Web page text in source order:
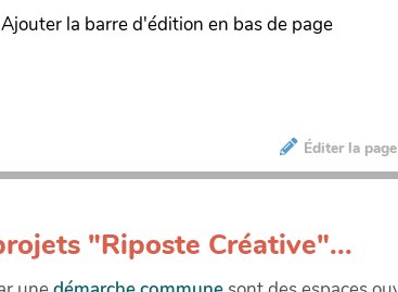
Ajouter la barre d'édition en bas de page
Éditer la page